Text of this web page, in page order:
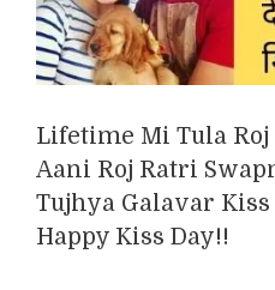
Lifetime Mi Tula
Aani Roj Ratri
Tujhya Galavar
Happy Kiss Day!!